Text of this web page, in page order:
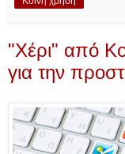
"Χέρι" από
για την